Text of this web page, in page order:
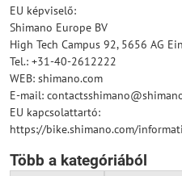
EU képviselő:
Shimano Europe BV
High Tech Campus 92, 5656 AG
Tel.: +31-40-2612222
WEB: shimano.com
E-mail:
EU kapcsolattartó:
https://bike.shimano.com/
Több a kategóriából